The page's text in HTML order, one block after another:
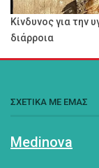
Κίνδυνος για την
διάρροια
ΣΧΕΤΙΚΑ ΜΕ ΕΜΑΣ
Medinova